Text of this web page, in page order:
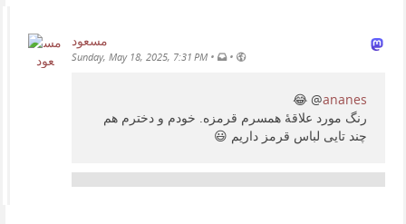
مسعود
Sunday, May 18, 2025, 7:31 PM • •
@ananes
😂
رنگ مورد علاقهٔ همسرم قرمزه. خودم و دخترم هم
چند تایی لباس قرمز داریم 😃